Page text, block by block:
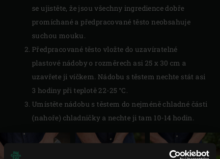
se ujistěte, že jsou všechny ingredience dobře
promíchané a předpracované těsto neobsahuje
suchou mouku.
Předpracované těsto vložte do uzavíratelné
plastové nádoby o rozměrech asi 25 x 30 cm a
uzavřete ji víčkem. Nádobu s těstem nechte stát asi
3 hodiny při teplotě 22-25 °C.
Umístěte nádobu s těstem do nejméně chladné části
(nahoře) chladničky a nechte ji tam 10-14 hodin.